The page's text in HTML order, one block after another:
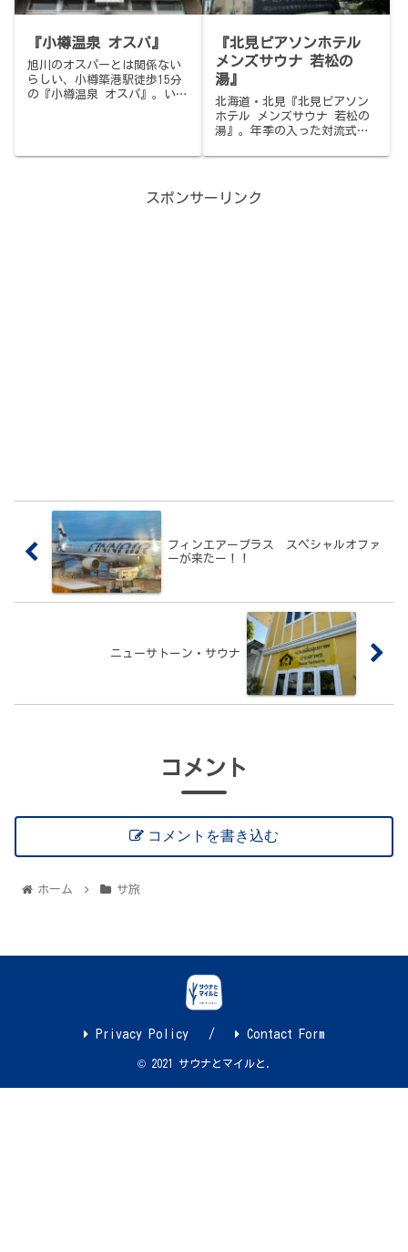
へ。
『小樽温泉 オスパ』
旭川のオスパーとは関係ない
らしい、小樽築港駅徒歩15分
の『小樽温泉 オスパ』。いぶ
『北見ピアソンホテル
メンズサウナ 若松の
湯』
北海道・北見『北見ピアソン
ホテル メンズサウナ 若松の
湯』。年季の入った対流式ス
なぜだか心地良い内気浴スペ
い館内の空気感。北の秘密兵
スポンサーリンク
フィンエアープラス スペシャルオファ
ーが来たー！！
ニューサトーン・サウナ
コメント
コメントを書き込む
ホーム サ旅
Privacy Policy Contact Form
© 2021 サウナとマイルと.